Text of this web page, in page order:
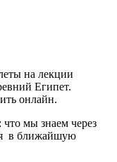
на лекции
Египет.
онлайн.
мы знаем через
в ближайшую